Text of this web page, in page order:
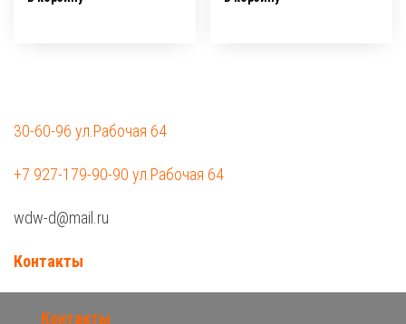
30-60-96 ул.Рабочая 64
+7 927-179-90-90 ул.Рабочая 64
wdw-d@mail.ru
Контакты
Контакты